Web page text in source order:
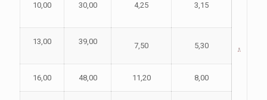
10,00 30,00 4,25 3,15
13,00 39,00 7,50 5,30
16,00 48,00 11,20 8,00